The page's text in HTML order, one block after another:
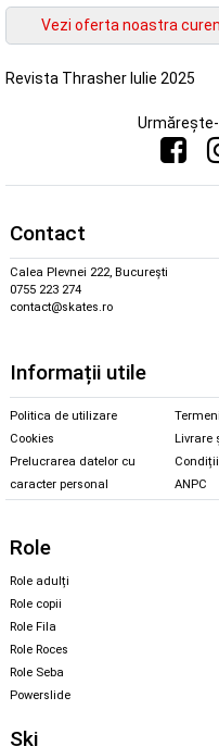
Revista Thrasher Iulie 2025
Contact
Calea Plevnei 222, București
0755 223 274
contact@skates.ro
Informații utile
Politica de utilizare
Cookies
Prelucrarea datelor cu
caracter personal
Livrare
ANPC
Role
Role adulți
Role copii
Role Fila
Role Roces
Role Seba
Powerslide
Ski